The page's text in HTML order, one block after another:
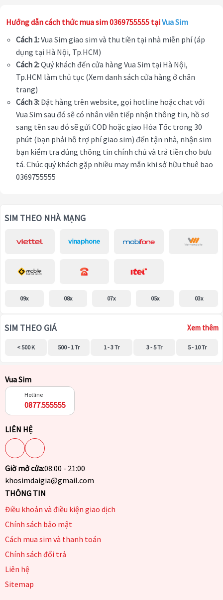
Hướng dẫn cách thức mua sim 0369755555 tạiVua Sim
Cách 1:Vua Sim giao sim và thu tiền tại nhà miễn phí (áp
dụng tại Hà Nội, Tp.HCM)
Cách 2:Quý khách đến cửa hàng Vua Sim tại Hà Nội,
Tp.HCM làm thủ tục (Xem danh sách cửa hàng ở chân
trang)
Cách 3:Đặt hàng trên website, gọi hotline hoặc chat với
Vua Sim sau đó sẽ có nhân viên tiếp nhận thông tin, hồ sơ
sang tên sau đó sẽ gửi COD hoặc giao Hỏa Tốc trong 30
phút (bạn phải hỗ trợ phí giao sim) đến tận nhà, nhận sim
bạn kiểm tra đúng thông tin chính chủ và trả tiền cho bưu
tá. Chúc quý khách gặp nhiều may mắn khi sở hữu thuê bao
0369755555
SIM THEO NHÀ MẠNG
09x 08x 07x 05x 03x
SIM THEO GIÁ Xem thêm
< 500 K 500 - 1 Tr 1 - 3 Tr 3 - 5 Tr 5 - 10 Tr
Vua Sim
Hotline
0877.555555
LIÊN HỆ
Giờ mở cửa:08:00 - 21:00
khosimdaigia@gmail.com
THÔNG TIN
Điều khoản và điều kiện giao dịch
Chính sách bảo mật
Cách mua sim và thanh toán
Chính sách đổi trả
Liên hệ
Sitemap